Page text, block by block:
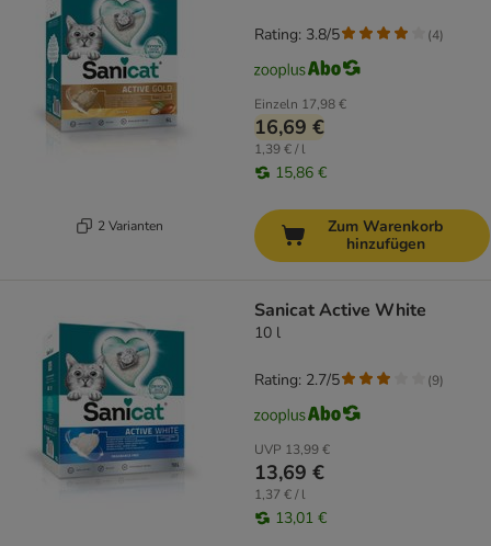
2 Varianten
Einzeln 17,98 €
16,69 €
1,39 € / l
15,86 €
Rating: 3.8/5 (4)
Zum Warenkorb
hinzufügen
Sanicat Active White
10 l
UVP 13,99 €
13,69 €
1,37 € / l
13,01 €
Rating: 2.7/5 (9)